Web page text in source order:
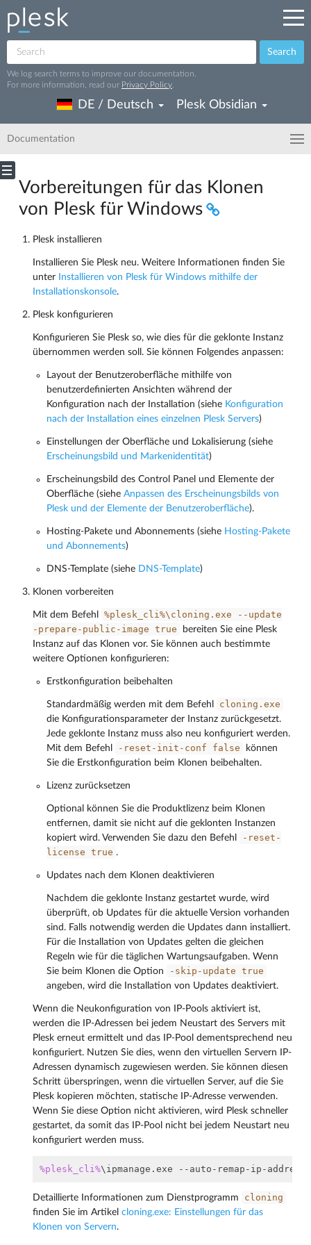
Search
We log search terms to improve our documentation.
For more information, read our Privacy Policy
DE / Deutsch Plesk Obsidian
Documentation
Vorbereitungen für das Klonen
von Plesk für Windows
Plesk installieren
Installieren Sie Plesk neu. Weitere Informationen finden Sie
unter
Installieren von Plesk für Windows mithilfe der
Installationskonsole.
Plesk konfigurieren
Konfigurieren Sie Plesk so, wie dies für die geklonte Instanz
übernommen werden soll. Sie können Folgendes anpassen:
Layout der Benutzeroberfläche mithilfe von
benutzerdefinierten Ansichten während der
Konfiguration nach der Installation (siehe Konfiguration
nach der Installation eines einzelnen Plesk Servers)
Einstellungen der Oberfläche und Lokalisierung (siehe
Erscheinungsbild und Markenidentität)
Erscheinungsbild des Control Panel und Elemente der
Oberfläche (siehe Anpassen des Erscheinungsbilds von
Plesk und der Elemente der Benutzeroberfläche).
Hosting-Pakete und Abonnements (siehe Hosting-Pakete
und Abonnements)
DNS-Template (siehe DNS-Template)
Klonen vorbereiten
Mit dem Befehl %plesk_cli%\cloning.exe
--update
-prepare-public-image true
bereiten Sie eine Plesk
Instanz auf das Klonen vor. Sie können auch bestimmte
weitere Optionen konfigurieren:
Erstkonfiguration beibehalten
Standardmäßig werden mit dem Befehl cloning.exe
die Konfigurationsparameter der Instanz zurückgesetzt.
Jede geklonte Instanz muss also neu konfiguriert werden.
Mit dem Befehl
-reset-init-conf false
können
Sie die Erstkonfiguration beim Klonen beibehalten.
Lizenz zurücksetzen
Optional können Sie die Produktlizenz beim Klonen
entfernen, damit sie nicht auf die geklonten Instanzen
kopiert wird. Verwenden Sie dazu den Befehl
-reset-
license true .
Updates nach dem Klonen deaktivieren
Nachdem die geklonte Instanz gestartet wurde, wird
überprüft, ob Updates für die aktuelle Version vorhanden
sind. Falls notwendig werden die Updates dann installiert.
Für die Installation von Updates gelten die gleichen
Regeln wie für die täglichen Wartungsaufgaben. Wenn
Sie beim Klonen die Option
-skip-update true
angeben, wird die Installation von Updates deaktiviert.
Wenn die Neukonfiguration von IP-Pools aktiviert ist,
werden die IP-Adressen bei jedem Neustart des Servers mit
Plesk erneut ermittelt und das IP-Pool dementsprechend neu
konfiguriert. Nutzen Sie dies, wenn den virtuellen Servern IP-
Adressen dynamisch zugewiesen werden. Sie können diesen
Schritt überspringen, wenn die virtuellen Server, auf die Sie
Plesk kopieren möchten, statische IP-Adresse verwenden.
Wenn Sie diese Option nicht aktivieren, wird Plesk schneller
gestartet, da somit das IP-Pool nicht bei jedem Neustart neu
konfiguriert werden muss.
%plesk_cli%
Detaillierte Informationen zum Dienstprogramm cloning
finden Sie im Artikel cloning.exe: Einstellungen für das
Klonen von Servern.